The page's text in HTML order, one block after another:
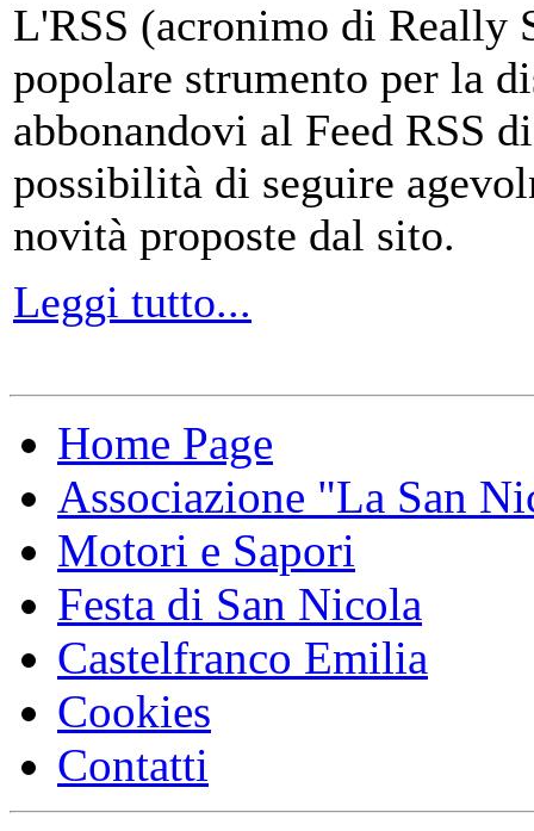
L'RSS (acronimo di Really
popolare strumento per la
abbonandovi al Feed RSS
possibilità di seguire
novità proposte dal sito.
Leggi tutto...
Home Page
Associazione "La San
Motori e Sapori
Festa di San Nicola
Castelfranco Emilia
Cookies
Contatti